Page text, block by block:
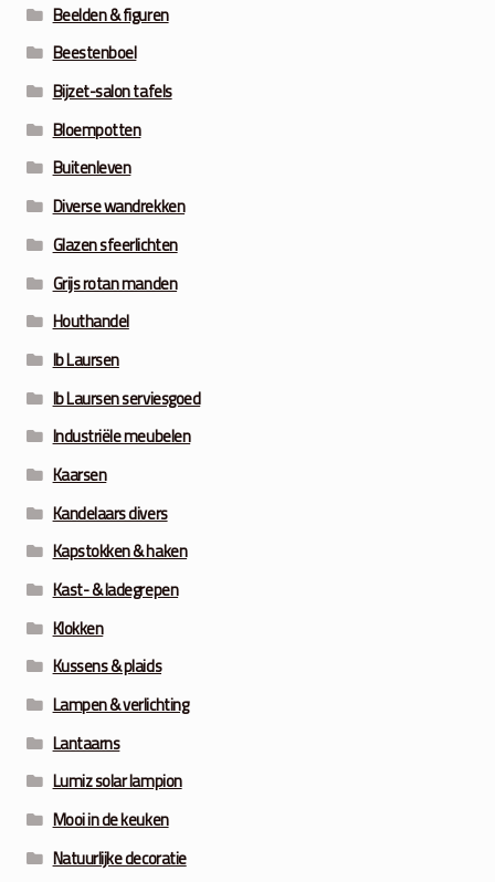
Beelden & figuren
Beestenboel
Bijzet-salon tafels
Bloempotten
Buitenleven
Diverse wandrekken
Glazen sfeerlichten
Grijs rotan manden
Houthandel
Ib Laursen
Ib Laursen serviesgoed
Industriële meubelen
Kaarsen
Kandelaars divers
Kapstokken & haken
Kast- & ladegrepen
Klokken
Kussens & plaids
Lampen & verlichting
Lantaarns
Lumiz solar lampion
Mooi in de keuken
Natuurlijke decoratie